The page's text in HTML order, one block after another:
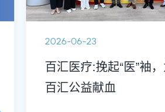
2026-06-23
百汇医疗:挽起“医”袖
百汇公益献血